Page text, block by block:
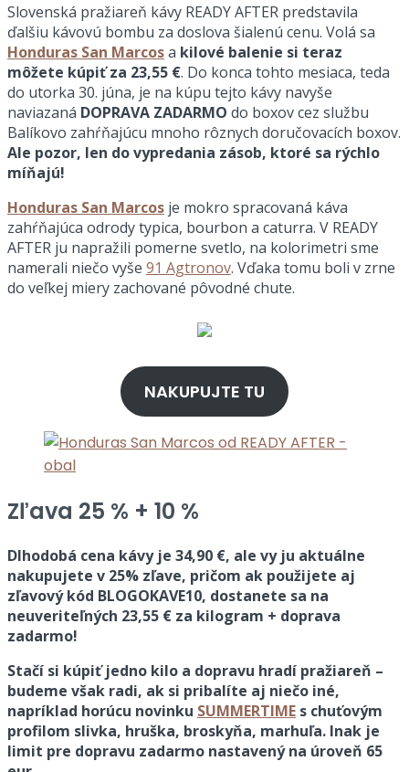
Slovenská pražiareň kávy READY AFTER predstavila
ďalšiu kávovú bombu za doslova šialenú cenu. Volá sa
Honduras San Marcosa kilové balenie si teraz
môžete kúpiť za 23,55 €. Do konca tohto mesiaca, teda
do utorka 30. júna, je na kúpu tejto kávy navyše
naviazaná DOPRAVA ZADARMO do boxov cez službu
Balíkovo zahŕňajúcu mnoho rôznych doručovacích boxov.
Ale pozor, len do vypredania zásob, ktoré sa rýchlo
míňajú!
Honduras San Marcos je mokro spracovaná káva
zahŕňajúca odrody typica, bourbon a caturra. V READY
AFTER ju napražili pomerne svetlo, na kolorimetri sme
namerali niečo vyše 91 Agtronov. Vďaka tomu boli v zrne
do veľkej miery zachované pôvodné chute.
NAKUPUJTE TU
Zľava 25 % + 10 %
Dlhodobá cena kávy je 34,90 €, ale vy ju aktuálne
nakupujete v 25% zľave, pričom ak použijete aj
zľavový kód BLOGOKAVE10, dostanete sa na
neuveriteľných 23,55 € za kilogram + doprava
zadarmo!
Stačí si kúpiť jedno kilo a dopravu hradí pražiareň –
budeme však radi, ak si pribalíte aj niečo iné,
napríklad horúcu novinku SUMMERTIME s chuťovým
profilom slivka, hruška, broskyňa, marhuľa. Inak je
limit pre dopravu zadarmo nastavený na úroveň 65